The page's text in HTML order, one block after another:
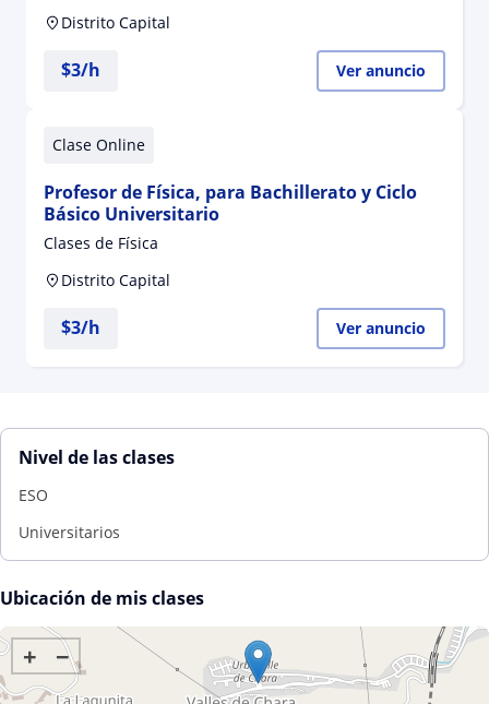
Distrito Capital
$3/h Ver anuncio
Clase Online
Profesor de Física, para Bachillerato y Ciclo
Básico Universitario
Clases de Física
Distrito Capital
$3/h Ver anuncio
Nivel de las clases
ESO
Universitarios
Ubicación de mis clases
+ −